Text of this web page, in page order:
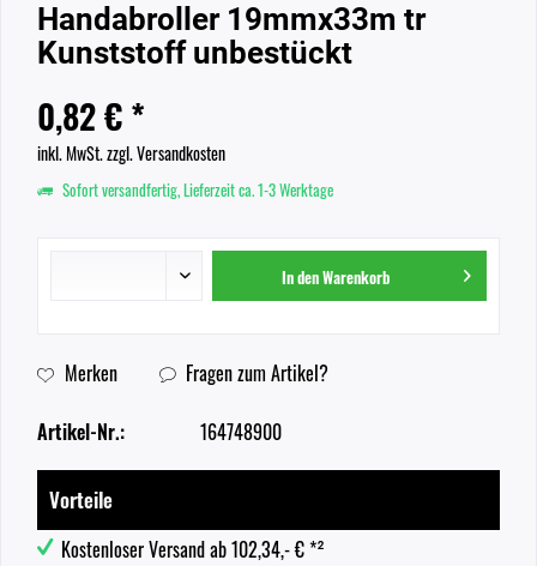
Handabroller 19mmx33m tr
Kunststoff unbestückt
0,82 € *
inkl. MwSt.zzgl. Versandkosten
Sofort versandfertig, Lieferzeit ca. 1-3 Werktage
In denWarenkorb
Merken Fragen zum Artikel?
Artikel-Nr.: 164748900
Vorteile
Kostenloser Versand ab 102,34,- € *²